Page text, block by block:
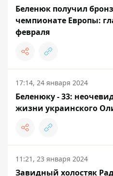
Беленюк получил
чемпионате Европы:
февраля
17:14, 24 января 2024
Беленюку - 33:
жизни украинского
11:21, 23 января 2024
Завидный холостяк